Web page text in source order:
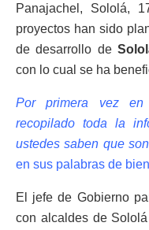
Panajachel, Sololá,
proyectos han sido
de desarrollo de
con lo cual se ha
Por primera vez
recopilado toda la
ustedes saben que
en sus palabras de
El jefe de Gobierno
con alcaldes de